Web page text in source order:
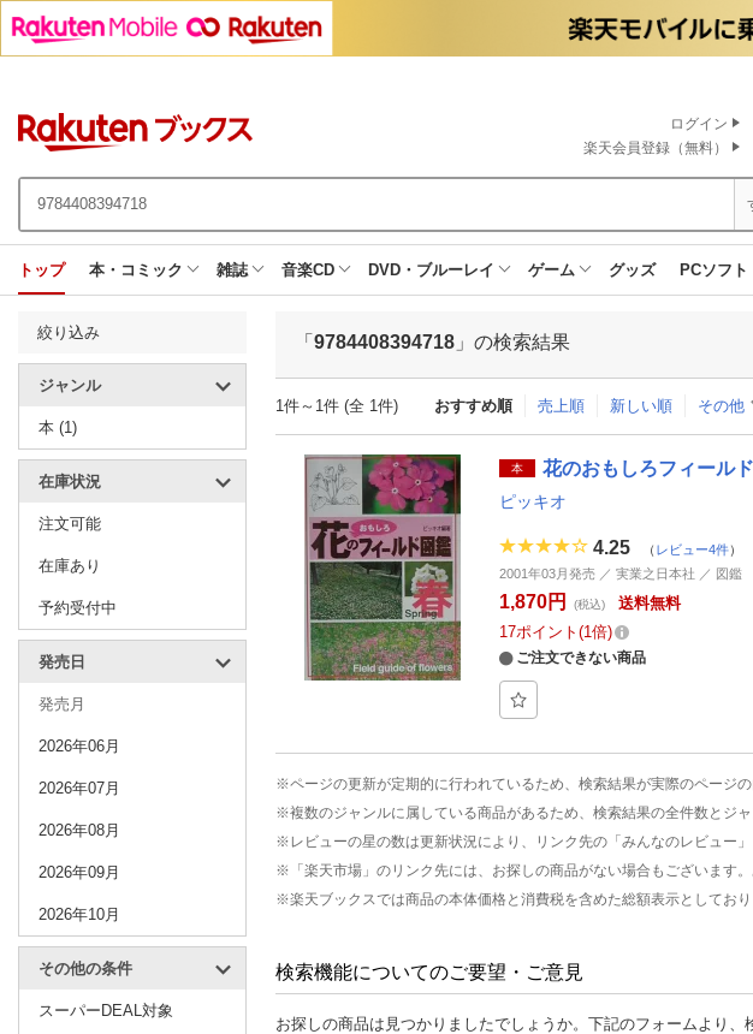
ログイン
楽天会員登録（無料）
トップ 本・コミック 雑誌 音楽CD DVD・ブルーレイ ゲーム グッズ PCソフト
絞り込み
ジャンル
本 (1)
在庫状況
注文可能
在庫あり
予約受付中
発売日
発売月
2026年06月
2026年07月
2026年08月
2026年09月
2026年10月
その他の条件
スーパーDEAL対象
「 9784408394718 」の検索結果
1件～1件 (全 1件) おすすめ順 売上順 新しい順 その他
本 花のおもしろフィールド
ピッキオ
4.25 （ レビュー4件）
2001年03月発売 ／ 実業之日本社 ／ 図鑑
1,870円 (税込)
送料無料
17ポイント 1倍
ご注文できない商品
※ページの更新が定期的に行われているため、検索結果が実際のページ
※複数のジャンルに属している商品があるため、検索結果の全件数とジ
※レビューの星の数は更新状況により、リンク先の「みんなのレビュー
※「楽天市場」のリンク先には、お探しの商品がない場合もございます
※楽天ブックスでは商品の本体価格と消費税を含めた総額表示としてお
検索機能についてのご要望・ご意見
お探しの商品は見つかりましたでしょうか。下記のフォームより、